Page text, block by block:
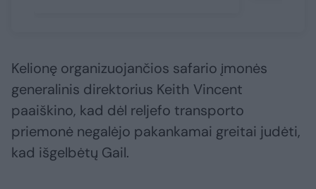
Kelionę organizuojančios safario įmonės
generalinis direktorius Keith Vincent
paaiškino, kad dėl reljefo transporto
priemonė negalėjo pakankamai greitai judėti,
kad išgelbėtų Gail.